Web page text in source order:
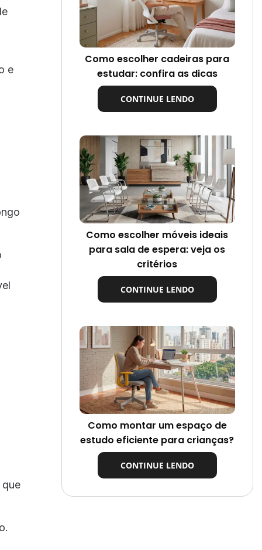
e
Como escolher cadeiras para
estudar: confira as dicas
CONTINUE LENDO
Como escolher móveis ideais
para sala de espera: veja os
critérios
CONTINUE LENDO
Como montar um espaço de
estudo eficiente para crianças?
CONTINUE LENDO